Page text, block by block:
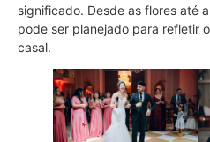
significado. Desde as flores até
pode ser planejado para refletir
casal.